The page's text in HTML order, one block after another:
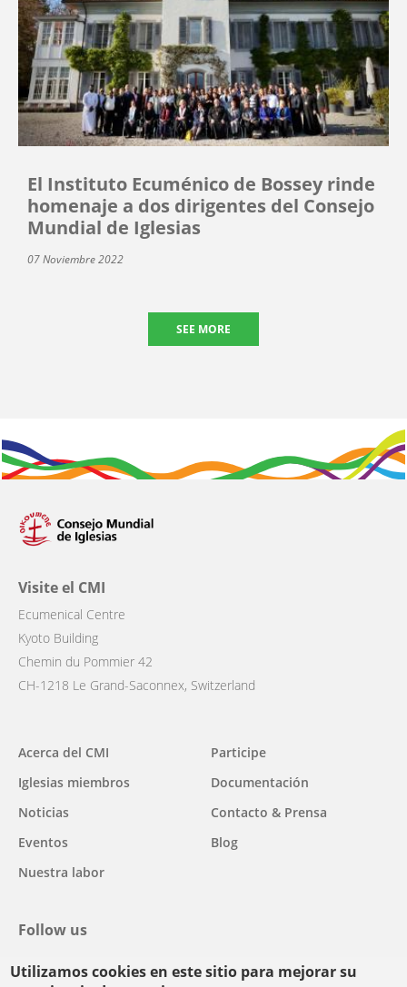
Utilizamos cookies en este sitio para mejorar su
El Instituto Ecuménico de Bossey rinde
homenaje a dos dirigentes del Consejo
Mundial de Iglesias
07 Noviembre 2022
SEE MORE
Visite el CMI
Ecumenical Centre
Kyoto Building
Chemin du Pommier 42
CH-1218 Le Grand-Saconnex, Switzerland
Main
navigation
Acerca del CMI
Iglesias miembros
Noticias
Eventos
Nuestra labor
Participe
Documentación
Contacto & Prensa
Blog
Follow us
facebook
twitteryoutubeyoutubeinstagram